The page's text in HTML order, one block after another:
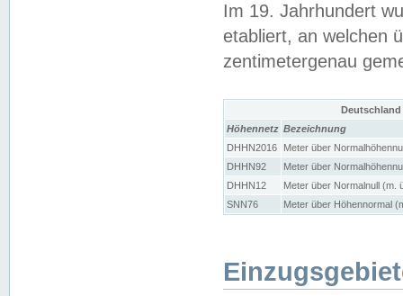
Im 19. Jahrhundert
etabliert, an welchen
zentimetergenau
Höhennetz Bezeichnung
DHHN2016
Meter über
DHHN92
Meter über
DHHN12
Meter über Normalnull (m.
SNN76
Meter über Höhennormal